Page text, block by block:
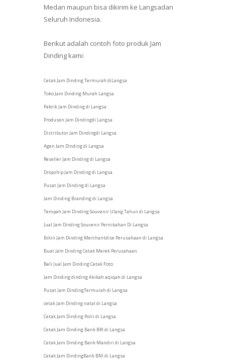
Medan maupun bisa dikirim ke Langsadan
Seluruh Indonesia.
Berikut adalah contoh foto produk Jam
Dinding kami:
Cetak Jam Dinding Termurah diLangsa
Toko Jam Dinding Murah Langsa
Pabrik Jam Dinding di Langsa
Produsen Jam Dindingdi Langsa
Distributor Jam Dindingdi Langsa
Agen Jam Dinding di Langsa
Reseller Jam Dinding di Langsa
Dropship Jam Dinding di Langsa
Pusat Jam Dinding di Langsa
Jam Dinding Branding di Langsa
Tempah Jam Dinding Souvenir Ulang Tahun di Langsa
Jual Jam Dinding Souvenir Pernikahan Di Langsa
Bikin Jam Dinding Merchantdise Perusahaan di Langsa
Buat Jam Dinding Cetak Merek Perusahaan
Beli Jual Jam Dinding Cetak Foto
Jam Dinding dinding Akikah aqiqah di Langsa
Pusat Jam DindingTermurah di Langsa
cetak Jam Dinding natal di Langsa
Cetak Jam Dinding Polri di Langsa
Cetak Jam Dinding Bank BRI di Langsa
Cetak Jam Dinding Bank Mandiri di Langsa
Cetak Jam DindingBank BNI di Langsa